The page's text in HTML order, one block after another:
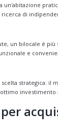
un'abitazione
di
un bilocale è più
e
strategica: il
investimento